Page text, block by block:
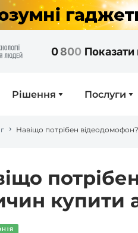
0800
Рішення Послуги
Навіщо потрібен
купити